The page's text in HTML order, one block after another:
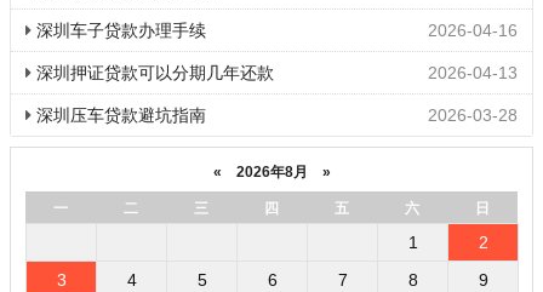
2026-04-16
深圳车子贷款办理手续
2026-04-13
深圳押证贷款可以分期几年还款
2026-03-28
深圳压车贷款避坑指南
« 2026年8月 »
一 二 三 四 五 六 日
1
2
3
4 5 6 7 8
9